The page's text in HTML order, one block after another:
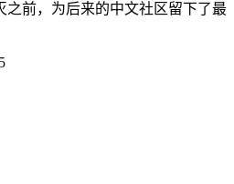
之前，为后来的中文社区留下了最